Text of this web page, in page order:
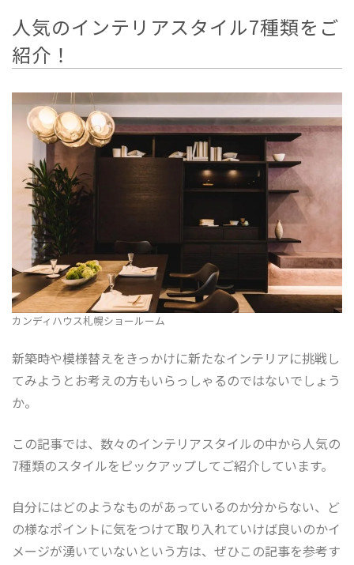
CONTACT
BLOG
カタログ請求はこちら
ご来店予約は こちら
人気のインテリアスタイル7種類をご
紹介！
カンディハウス札幌ショールーム
新築時や模様替えをきっかけに新たなインテリアに挑戦し
てみようとお考えの方もいらっしゃるのではないでしょう
か。
この記事では、数々のインテリアスタイルの中から人気の
7種類のスタイルをピックアップしてご紹介しています。
自分にはどのようなものがあっているのか分からない、ど
の様なポイントに気をつけて取り入れていけば良いのかイ
メージが湧いていないという方は、ぜひこの記事を参考す